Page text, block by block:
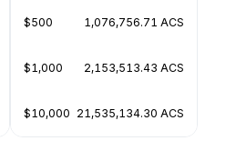
$500 1,076,756.71 ACS
$1,000 2,153,513.43 ACS
$10,000 21,535,134.30 ACS